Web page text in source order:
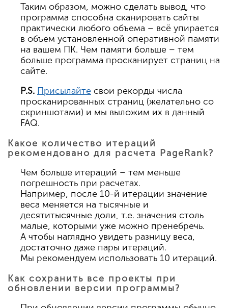
Таким образом, можно сделать вывод, что
программа способна сканировать сайты
практически любого объема – всё упирается
в объем установленной оперативной памяти
на вашем ПК. Чем памяти больше – тем
больше программа просканирует страниц на
сайте.
P.S. Присылайте свои рекорды числа
просканированных страниц (желательно со
скриншотами) и мы выложим их в данный
FAQ.
Какое количество итераций
рекомендовано для расчета PageRank?
Чем больше итераций – тем меньше
погрешность при расчетах.
Например, после 10-й итерации значение
веса меняется на тысячные и
десятитысячные доли, т.е. значения столь
малые, которыми уже можно пренебречь.
А чтобы наглядно увидеть разницу веса,
достаточно даже пары итераций.
Мы рекомендуем использовать 10 итераций.
Как сохранить все проекты при
обновлении версии программы?